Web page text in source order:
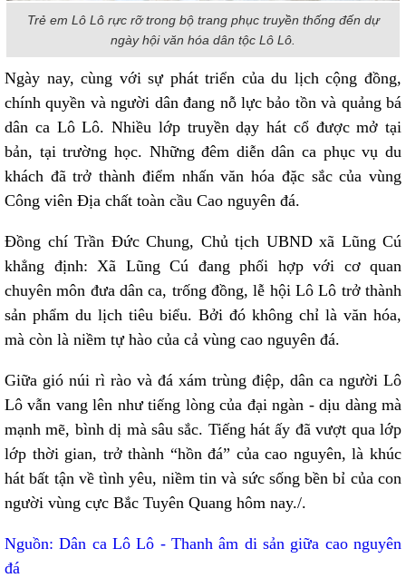
Trẻ em Lô Lô rực rỡ trong bộ trang phục truyền thống đến dự
ngày hội văn hóa dân tộc Lô Lô.
Ngày nay, cùng với sự phát triển của du lịch cộng đồng,
chính quyền và người dân đang nỗ lực bảo tồn và quảng bá
dân ca Lô Lô. Nhiều lớp truyền dạy hát cổ được mở tại
bản, tại trường học. Những đêm diễn dân ca phục vụ du
khách đã trở thành điểm nhấn văn hóa đặc sắc của vùng
Công viên Địa chất toàn cầu Cao nguyên đá.
Đồng chí Trần Đức Chung, Chủ tịch UBND xã Lũng Cú
khẳng định: Xã Lũng Cú đang phối hợp với cơ quan
chuyên môn đưa dân ca, trống đồng, lễ hội Lô Lô trở thành
sản phẩm du lịch tiêu biểu. Bởi đó không chỉ là văn hóa,
mà còn là niềm tự hào của cả vùng cao nguyên đá.
Giữa gió núi rì rào và đá xám trùng điệp, dân ca người Lô
Lô vẫn vang lên như tiếng lòng của đại ngàn - dịu dàng mà
mạnh mẽ, bình dị mà sâu sắc. Tiếng hát ấy đã vượt qua lớp
lớp thời gian, trở thành “hồn đá” của cao nguyên, là khúc
hát bất tận về tình yêu, niềm tin và sức sống bền bỉ của con
người vùng cực Bắc Tuyên Quang hôm nay./.
Nguồn: Dân ca Lô Lô - Thanh âm di sản giữa cao nguyên
đá